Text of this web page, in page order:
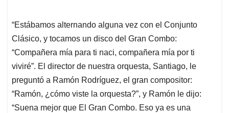
“Estábamos alternando alguna vez con el Conjunto
Clásico, y tocamos un disco del Gran Combo:
“Compañera mía para ti naci, compañera mía por ti
viviré”. El director de nuestra orquesta, Santiago, le
preguntó a Ramón Rodríguez, el gran compositor:
“Ramón, ¿cómo viste la orquesta?”, y Ramón le dijo:
“Suena mejor que El Gran Combo. Eso ya es una